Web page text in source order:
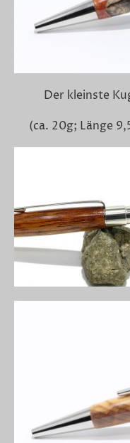
Der kleinste
(ca. 20g; Länge